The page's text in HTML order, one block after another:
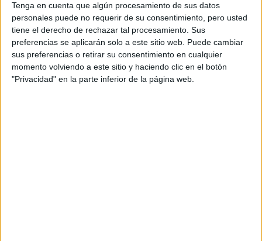
Tenga en cuenta que algún procesamiento de sus datos
personales puede no requerir de su consentimiento, pero usted
tiene el derecho de rechazar tal procesamiento. Sus
preferencias se aplicarán solo a este sitio web. Puede cambiar
sus preferencias o retirar su consentimiento en cualquier
momento volviendo a este sitio y haciendo clic en el botón
"Privacidad" en la parte inferior de la página web.
Nota de corte
5,000
Idioma de
enseñanza:
Universidad de Granada
Web de la facultad: http://www.ugr.es/~factrad/
Duración:5,0 años
Precio del primer curso: no disponible
Pídeles información ¡GRATIS!